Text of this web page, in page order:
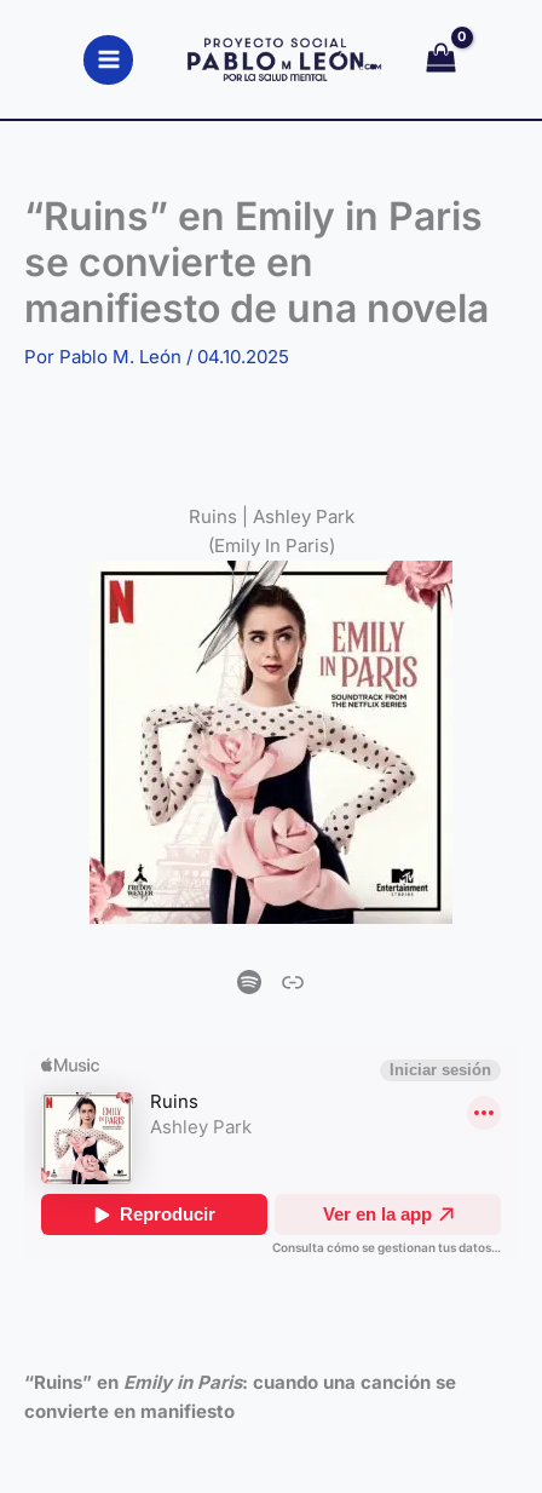
contenido
“Ruins” en Emily in Paris
se convierte en
manifiesto de una novela
Por Pablo M. León / 04.10.2025
Ruins | Ashley Park
(Emily In Paris)
SpotifyEnlace
“Ruins” en Emily in Paris: cuando una canción se
convierte en manifiesto